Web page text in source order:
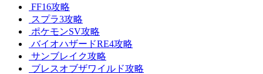
FF16攻略
スプラ3攻略
ポケモンSV攻略
バイオハザードRE4攻略
サンブレイク攻略
ブレスオブザワイルド攻略